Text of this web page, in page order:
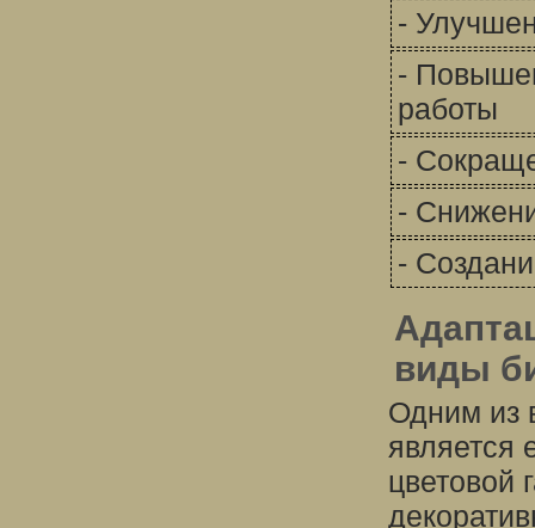
-
-
работы
-
-
-
виды
Одним из
является
цветовой